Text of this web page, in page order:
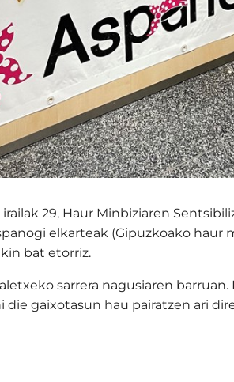
29, Haur Minbiziaren
elkarteak (Gipuzkoako haur
bat etorriz.
sarrera nagusiaren barruan.
die gaixotasun hau pairatzen ari